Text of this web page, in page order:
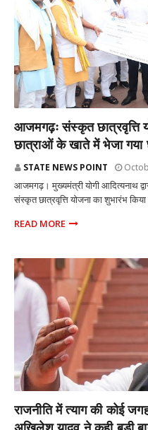
आजमगढ़ः संस्कृत छात्रवृत्ति
छात्राओं के खाते में भेजा गया
STATE NEWS POINT
आजमगढ़। मुख्यमंत्री योगी आदित्यनाथ
संस्कृत छात्रवृत्ति योजना का शुभारंभ
READ MORE
राजनीति में त्याग की कोई